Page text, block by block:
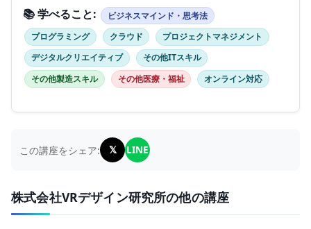
📚 学べること:
ビジネスマインド・思考法
プログラミング
クラウド
プロジェクトマネジメント
デジタルクリエイティブ
その他ITスキル
その他製造スキル
その他医療・福祉 オンライン対応
この講座をシェア: 𝕏 LINE
株式会社VRデザイン研究所の他の講座